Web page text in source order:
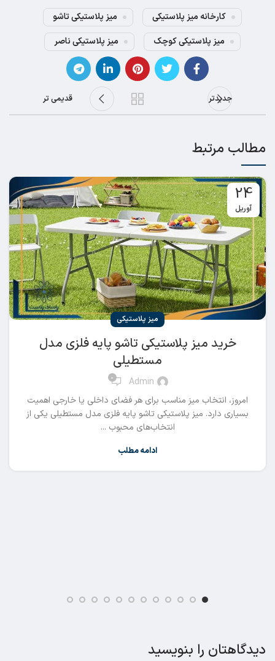
کارخانه میز پلاستیکی
میز پلاستیکی تاشو
میز پلاستیکی کوچک
میز پلاستیکی ناصر
جدیدتر قدیمی تر
مطالب مرتبط
24
آوریل
میز پلاستیکی
خرید میز پلاستیکی تاشو پایه فلزی مدل
مستطیلی
Admin
0
امروز، انتخاب میز مناسب برای هر فضای داخلی یا خارجی اهمیت
بسیاری دارد. میز پلاستیکی تاشو پایه فلزی مدل مستطیلی یکی از
انتخاب‌های محبوب ...
ادامه مطلب
دیدگاهتان را بنویسید